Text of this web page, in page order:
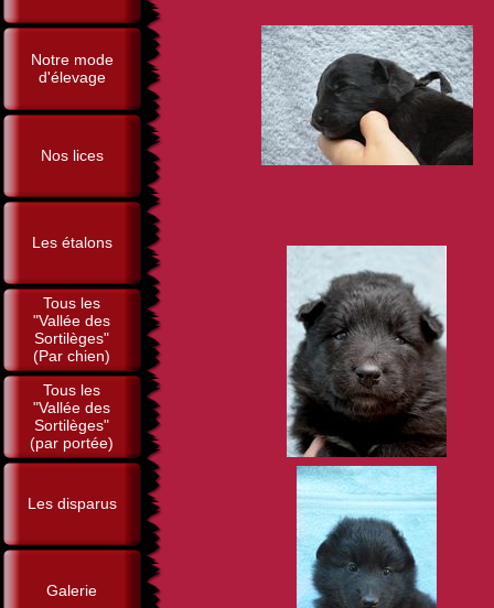
Notre mode
d'élevage
Nos lices
Les étalons
Tous les
"Vallée des
Sortilèges"
(Par chien)
Tous les
"Vallée des
Sortilèges"
(par portée)
Les disparus
Galerie